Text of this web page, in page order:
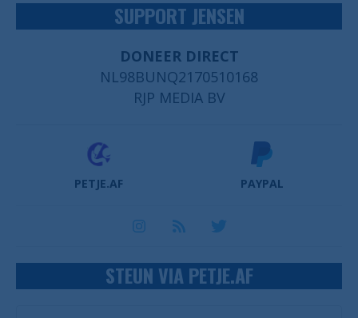
SUPPORT JENSEN
DONEER DIRECT
NL98BUNQ2170510168
RJP MEDIA BV
PETJE.AF PAYPAL
STEUN VIA PETJE.AF